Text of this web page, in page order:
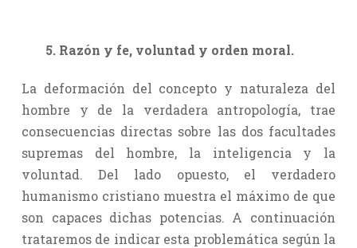
5. Razón y fe, voluntad y orden moral.
La deformación del concepto y naturaleza del
hombre y de la verdadera antropología, trae
consecuencias directas sobre las dos facultades
supremas del hombre, la inteligencia y la
voluntad. Del lado opuesto, el verdadero
humanismo cristiano muestra el máximo de que
son capaces dichas potencias. A continuación
trataremos de indicar esta problemática según la